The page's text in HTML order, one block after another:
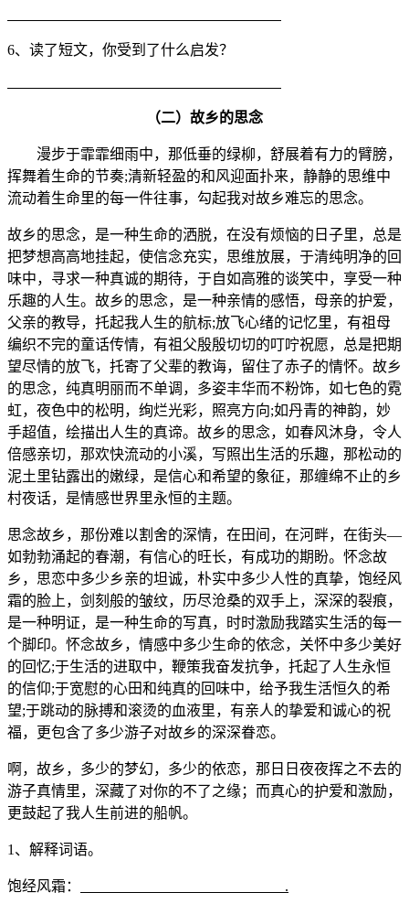
6、读了短文，你受到了什么启发？
（二）故乡的思念
漫步于霏霏细雨中，那低垂的绿柳，舒展着有力的臂膀，
挥舞着生命的节奏;清新轻盈的和风迎面扑来，静静的思维中
流动着生命里的每一件往事，勾起我对故乡难忘的思念。
故乡的思念，是一种生命的洒脱，在没有烦恼的日子里，总是
把梦想高高地挂起，使信念充实，思维放展，于清纯明净的回
味中，寻求一种真诚的期待，于自如高雅的谈笑中，享受一种
乐趣的人生。故乡的思念，是一种亲情的感悟，母亲的护爱，
父亲的教导，托起我人生的航标;放飞心绪的记忆里，有祖母
编织不完的童话传情，有祖父殷殷切切的叮咛祝愿，总是把期
望尽情的放飞，托寄了父辈的教诲，留住了赤子的情怀。故乡
的思念，纯真明丽而不单调，多姿丰华而不粉饰，如七色的霓
虹，夜色中的松明，绚烂光彩，照亮方向;如丹青的神韵，妙
手超值，绘描出人生的真谛。故乡的思念，如春风沐身，令人
倍感亲切，那欢快流动的小溪，写照出生活的乐趣，那松动的
泥土里钻露出的嫩绿，是信心和希望的象征，那缠绵不止的乡
村夜话，是情感世界里永恒的主题。
思念故乡，那份难以割舍的深情，在田间，在河畔，在街头—
如勃勃涌起的春潮，有信心的旺长，有成功的期盼。怀念故
乡，思恋中多少乡亲的坦诚，朴实中多少人性的真挚，饱经风
霜的脸上，剑刻般的皱纹，历尽沧桑的双手上，深深的裂痕，
是一种明证，是一种生命的写真，时时激励我踏实生活的每一
个脚印。怀念故乡，情感中多少生命的依念，关怀中多少美好
的回忆;于生活的进取中，鞭策我奋发抗争，托起了人生永恒
的信仰;于宽慰的心田和纯真的回味中，给予我生活恒久的希
望;于跳动的脉搏和滚烫的血液里，有亲人的挚爱和诚心的祝
福，更包含了多少游子对故乡的深深眷恋。
啊，故乡，多少的梦幻，多少的依恋，那日日夜夜挥之不去的
游子真情里，深藏了对你的不了之缘；而真心的护爱和激励，
更鼓起了我人生前进的船帆。
1、解释词语。
饱经风霜： .